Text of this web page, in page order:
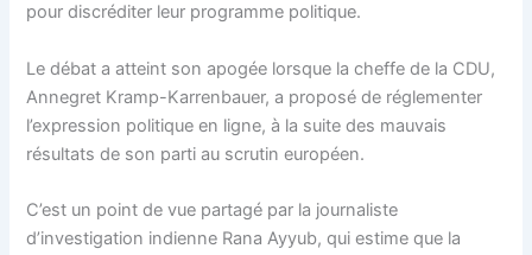
pour discréditer leur programme politique.
Le débat a atteint son apogée lorsque la cheffe de la CDU,
Annegret Kramp-Karrenbauer, a proposé de réglementer
l’expression politique en ligne, à la suite des mauvais
résultats de son parti au scrutin européen.
C’est un point de vue partagé par la journaliste
d’investigation indienne Rana Ayyub, qui estime que la